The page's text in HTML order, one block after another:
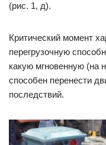
(рис. 1, д).
Критический момент
перегрузочную
какую мгновенную (на
способен перенести
последствий.